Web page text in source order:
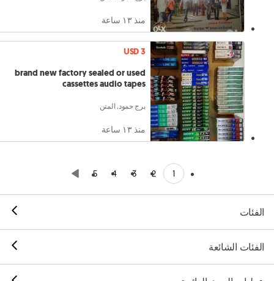
منذ ١٣ ساعة
USD 3
brand new factory sealed or used
cassettes audio tapes
برج حمود, المتن
منذ ١٣ ساعة
1
2
3
4
5
الفئات
الفئات الشائعة